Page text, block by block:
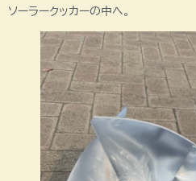
ソーラークッカーの中へ。